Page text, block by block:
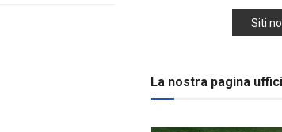
Siti
La nostra pagina